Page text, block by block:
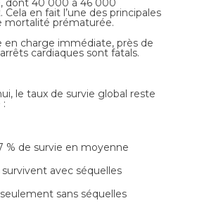
dont 40 000 à 46 000
Cela en fait l’une des principales
mortalité prématurée.
en charge immédiate, près de
cardiaques sont fatals.
le taux de survie global reste
:
% de survie en moyenne
survivent avec séquelles
seulement sans séquelles